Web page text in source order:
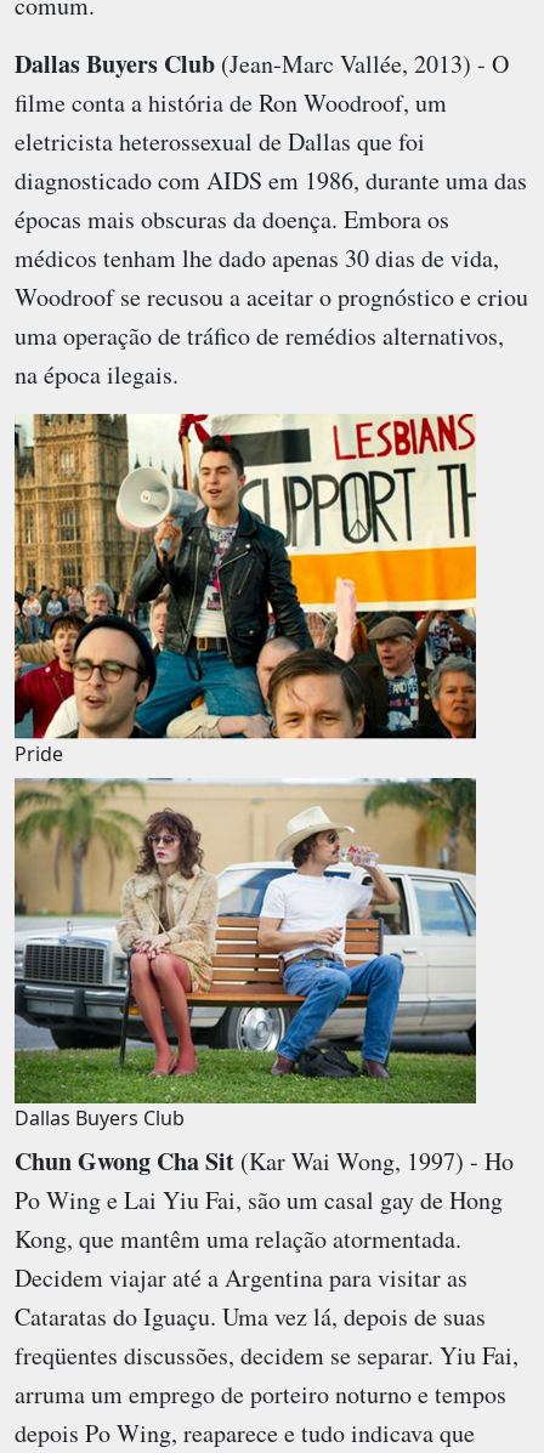
Dallas Buyers Club (Jean-Marc Vallée, 2013) - O
filme conta a história de Ron Woodroof, um
eletricista heterossexual de Dallas que foi
diagnosticado com AIDS em 1986, durante uma das
épocas mais obscuras da doença. Embora os
médicos tenham lhe dado apenas 30 dias de vida,
Woodroof se recusou a aceitar o prognóstico e criou
uma operação de tráfico de remédios alternativos,
na época ilegais.
Pride
Dallas Buyers Club
Chun Gwong Cha Sit (Kar Wai Wong, 1997) - Ho
Po Wing e Lai Yiu Fai, são um casal gay de Hong
Kong, que mantêm uma relação atormentada.
Decidem viajar até a Argentina para visitar as
Cataratas do Iguaçu. Uma vez lá, depois de suas
freqüentes discussões, decidem se separar. Yiu Fai,
arruma um emprego de porteiro noturno e tempos
depois Po Wing, reaparece e tudo indicava que